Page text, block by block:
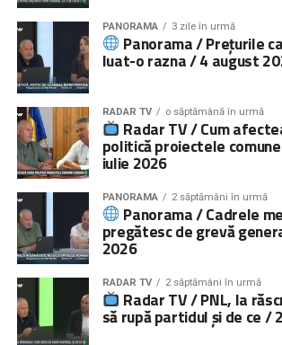
PANORAMA 3 zile în urmă
Panorama / Prețurile
luat-o razna / 4 august
RADAR TV o săptămână în urmă
Radar TV / Cum
politică proiectele
iulie 2026
PANORAMA 2 săptămâni în urmă
Panorama / Cadrele
pregătesc de grevă
2026
RADAR TV 2 săptămâni în urmă
Radar TV / PNL, la
să rupă partidul și de ce /